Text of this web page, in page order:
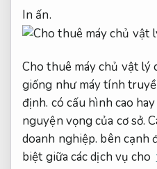
In ấn.
Cho thuê máy chủ vật lý
giống như máy tính
định. có cấu hình cao
nguyện vọng của cơ sở.
doanh nghiệp. bên cạnh
biệt giữa các dịch vụ cho